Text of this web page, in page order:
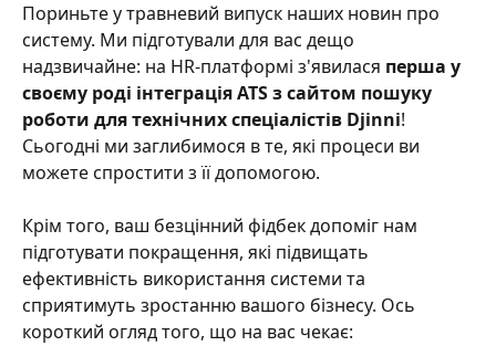
Пориньте у травневий випуск наших новин про
систему. Ми підготували для вас дещо
надзвичайне: на HR-платформі з'явилася перша у
своєму роді інтеграція ATS з сайтом пошуку
роботи для технічних спеціалістів Djinni!
Сьогодні ми заглибимося в те, які процеси ви
можете спростити з її допомогою.
Крім того, ваш безцінний фідбек допоміг нам
підготувати покращення, які підвищать
ефективність використання системи та
сприятимуть зростанню вашого бізнесу. Ось
короткий огляд того, що на вас чекає: